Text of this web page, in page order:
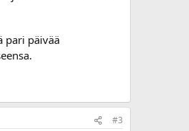
pari päivää
#3